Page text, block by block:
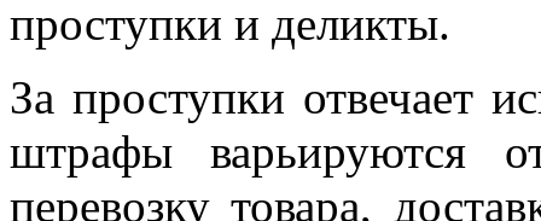
проступки и деликты.
За проступки отвечает
штрафы варьируются
перевозку товара,